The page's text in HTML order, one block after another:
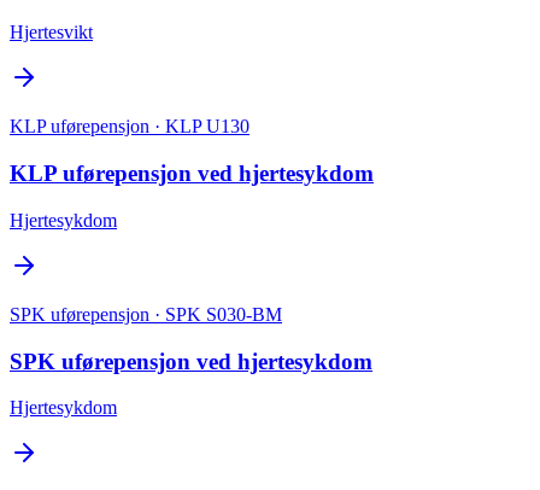
Hjertesvikt
KLP uførepensjon · KLP U130
KLP uførepensjon ved hjertesykdom
Hjertesykdom
SPK uførepensjon · SPK S030-BM
SPK uførepensjon ved hjertesykdom
Hjertesykdom